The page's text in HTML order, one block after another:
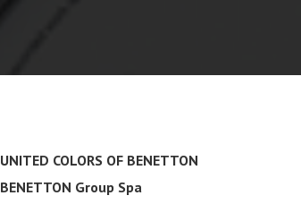
UNITED COLORS OF BENETTON
BENETTON Group Spa